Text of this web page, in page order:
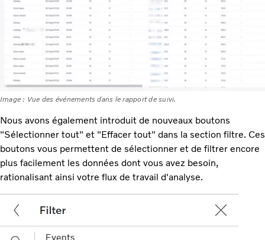
Image : Vue des événements dans le rapport de suivi.
Nous avons également introduit de nouveaux boutons
"Sélectionner tout" et "Effacer tout" dans la section filtre. Ces
boutons vous permettent de sélectionner et de filtrer encore
plus facilement les données dont vous avez besoin,
rationalisant ainsi votre flux de travail d'analyse.